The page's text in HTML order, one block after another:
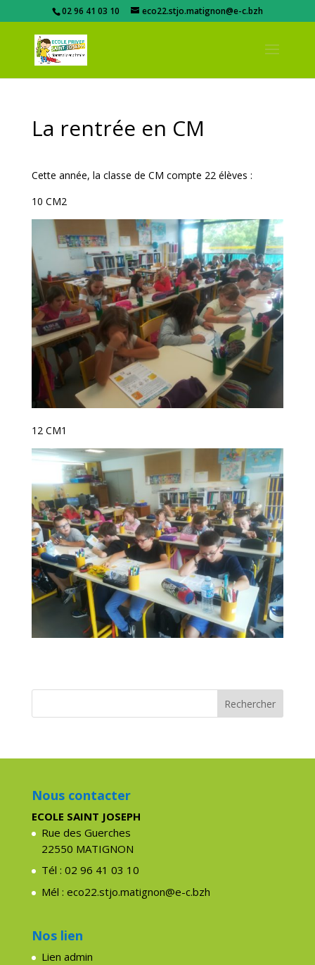
02 96 41 03 10 eco22.stjo.matignon@e-c.bzh
La rentrée en CM
Cette année, la classe de CM compte 22 élèves :
10 CM2
12 CM1
Nous contacter
ECOLE SAINT JOSEPH
Rue des Guerches
22550 MATIGNON
Tél : 02 96 41 03 10
Mél : eco22.stjo.matignon@e-c.bzh
Nos lien
Lien admin